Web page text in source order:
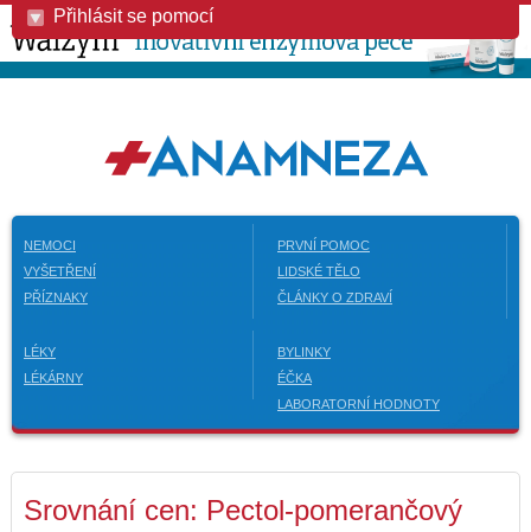
Přihlásit se pomocí
NEMOCI
VYŠETŘENÍ
PŘÍZNAKY
PRVNÍ POMOC
LIDSKÉ TĚLO
ČLÁNKY O ZDRAVÍ
LÉKY
LÉKÁRNY
BYLINKY
ÉČKA
LABORATORNÍ HODNOTY
Srovnání cen: Pectol-pomerančový